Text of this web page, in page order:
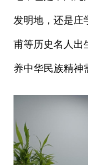
发明地，还是庄
甫等历史名人
养中华民族精神